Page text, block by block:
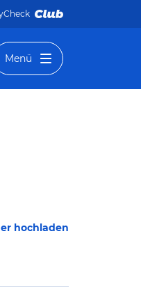
Menü
hochladen